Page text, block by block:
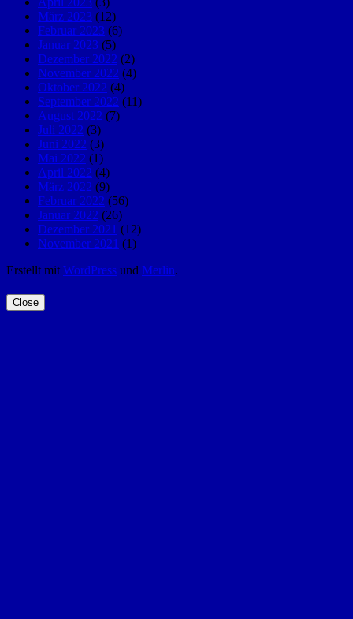
März 2023 (12)
Februar 2023 (6)
Januar 2023 (5)
Dezember 2022 (2)
November 2022 (4)
Oktober 2022 (4)
September 2022 (11)
August 2022 (7)
Juli 2022 (3)
Juni 2022 (3)
Mai 2022 (1)
April 2022 (4)
März 2022 (9)
Februar 2022 (56)
Januar 2022 (26)
Dezember 2021 (12)
November 2021 (1)
Erstellt mit WordPress und Merlin.
Close